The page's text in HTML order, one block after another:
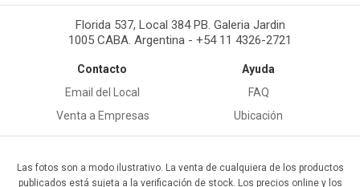
Florida 537, Local 384 PB. Galeria Jardin
1005 CABA. Argentina - +54 11 4326-2721
Contacto
Email del Local
Venta a Empresas
Ayuda
FAQ
Ubicación
Las fotos son a modo ilustrativo. La venta de cualquiera de los productos
publicados está sujeta a la verificación de stock. Los precios online y los